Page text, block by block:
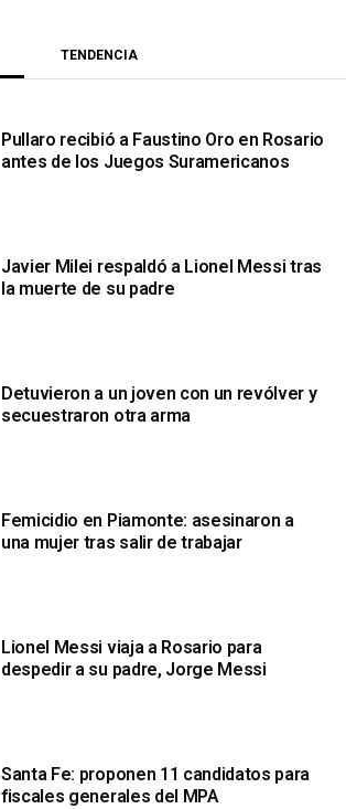
TENDENCIA
Pullaro recibió a Faustino Oro en Rosario
antes de los Juegos Suramericanos
Javier Milei respaldó a Lionel Messi tras
la muerte de su padre
Detuvieron a un joven con un revólver y
secuestraron otra arma
Femicidio en Piamonte: asesinaron a
una mujer tras salir de trabajar
Lionel Messi viaja a Rosario para
despedir a su padre, Jorge Messi
Santa Fe: proponen 11 candidatos para
fiscales generales del MPA